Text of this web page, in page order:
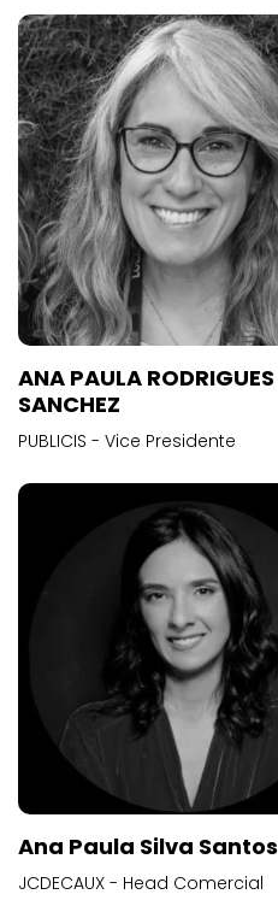
ANA PAULA RODRIGUES
SANCHEZ
PUBLICIS - Vice Presidente
Ana Paula Silva Santos
JCDECAUX - Head Comercial